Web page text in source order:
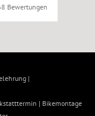
Bewertungen
|
| Bikemontage